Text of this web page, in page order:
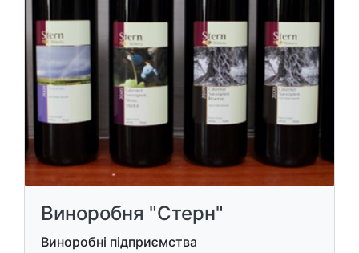
Виноробня "Стерн"
Виноробні підприємства